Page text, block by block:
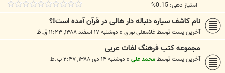
امتیاز دهی: 0.15%
نام کاشف سیاره دنباله دار هالی در قرآن آمده است!؟
آخرین پست توسطغلامعلی نوری« دوشنبه ۱۷ اسفند ۱۳۸۸, ۱۱:۲۳ ق.ظ
مجموعه کتب فرهنگ لغات عربی
آخرین پست توسطمحمد علي« دوشنبه ۱۴ دی ۱۳۸۸, ۲:۴۷ ب.ظ